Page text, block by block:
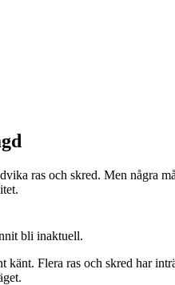
ras och skred. Men några
bli inaktuell.
Flera ras och skred har